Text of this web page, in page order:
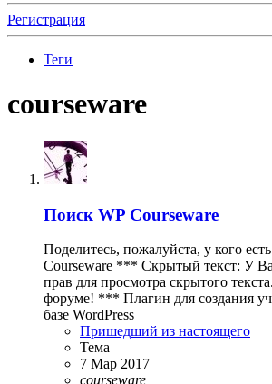
Регистрация
Теги
courseware
Поиск WP Courseware
Поделитесь, пожалуйста, у кого
Courseware *** Скрытый текст: У
прав для просмотра скрытого
форуме! *** Плагин для создания
базе WordPress
Пришедший из настоящего
Тема
7 Мар 2017
courseware